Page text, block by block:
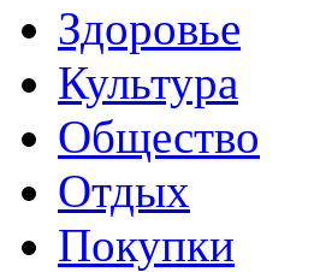
Здоровье
Культура
Общество
Отдых
Покупки